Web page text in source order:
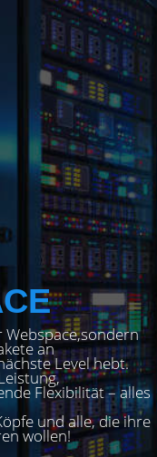
an
Level hebt.
wollen!